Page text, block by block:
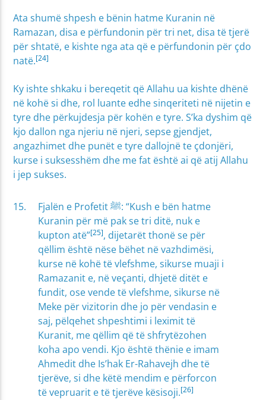
Ata shumë shpesh e bënin hatme Kuranin në
Ramazan, disa e përfundonin për tri net, disa të tjerë
për shtatë, e kishte nga ata që e përfundonin për çdo
natë.[24]
Ky ishte shkaku i bereqetit që Allahu ua kishte dhënë
në kohë si dhe, rol luante edhe sinqeriteti në nijetin e
tyre dhe përkujdesja për kohën e tyre. S’ka dyshim që
kjo dallon nga njeriu në njeri, sepse gjendjet,
angazhimet dhe punët e tyre dallojnë te çdonjëri,
kurse i suksesshëm dhe me fat është ai që atij Allahu
i jep sukses.
Fjalën e Profetit ﷺ: “Kush e bën hatme
Kuranin për më pak se tri ditë, nuk e
kupton atë”[25], dijetarët thonë se për
qëllim është nëse bëhet në vazhdimësi,
kurse në kohë të vlefshme, sikurse muaji i
Ramazanit e, në veçanti, dhjetë ditët e
fundit, ose vende të vlefshme, sikurse në
Meke për vizitorin dhe jo për vendasin e
saj, pëlqehet shpeshtimi i leximit të
Kuranit, me qëllim që të shfrytëzohen
koha apo vendi. Kjo është thënie e imam
Ahmedit dhe Is’hak Er-Rahavejh dhe të
tjerëve, si dhe këtë mendim e përforcon
të vepruarit e të tjerëve kësisoji.[26]